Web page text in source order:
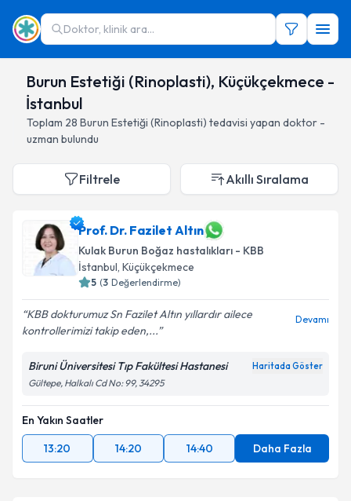
Doktor, klinik ara...
Burun Estetiği (Rinoplasti), Küçükçekmece -
İstanbul
Toplam 28 Burun Estetiği (Rinoplasti) tedavisi yapan doktor -
uzman bulundu
Filtrele Akıllı Sıralama
Prof. Dr. Fazilet Altın
Kulak Burun Boğaz hastalıkları - KBB
İstanbul, Küçükçekmece
5 (3 Değerlendirme)
KBB dokturumuz Sn Fazilet Altın yıllardır ailece
kontrollerimizi takip eden,...
Devamı
Biruni Üniversitesi Tıp Fakültesi Hastanesi Haritada Göster
Gültepe, Halkalı Cd No: 99, 34295
En Yakın Saatler
13:20
14:20 14:40 Daha Fazla